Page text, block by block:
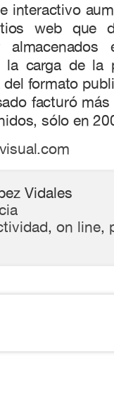
interactivo
web que
la carga de la
formato
facturó
sólo en
Vidales
, on line,